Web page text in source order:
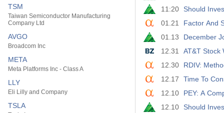
TSM
Taiwan Semiconductor Manufacturing
Company Ltd
AVGO
Broadcom Inc
META
Meta Platforms Inc - Class A
LLY
Eli Lilly and Company
TSLA
11:20
Should
01.21
Factor And
01.13
December
12.31
AT&T Stock
12.30
RDIV:
12.17
Time To
12.10
PEY: A
12.10
Should